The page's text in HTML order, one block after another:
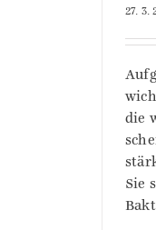
27. 3.
die
Sie